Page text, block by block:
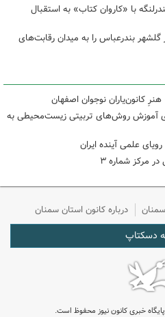
با «کاروان کتاب» به استقبال
گلشهر بندرعباس را به میدان رقابت‌های
کانون‌یاران نوجوان اصفهان
آموزش روش‌های تربیتی زیست‌محیطی به
علمی آینده ایران
مرکز شماره ۳
درباره کانون استان سمنان
دسکتاپ
خبری کانون نیوز محفوظ است.